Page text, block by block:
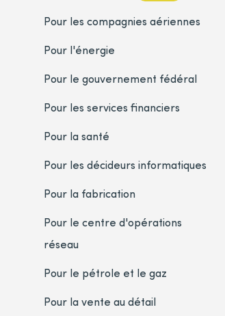
Pour les compagnies aériennes
Pour l'énergie
Pour le gouvernement fédéral
Pour les services financiers
Pour la santé
Pour les décideurs informatiques
Pour la fabrication
Pour le centre d'opérations
réseau
Pour le pétrole et le gaz
Pour la vente au détail